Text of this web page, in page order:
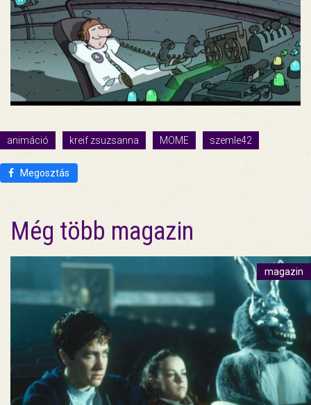
animáció kreif zsuzsanna MOME szemle42
Megosztás
Még több magazin
magazin